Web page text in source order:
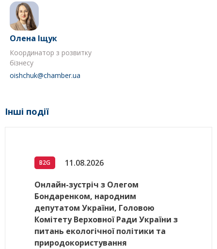
Олена Іщук
Координатор з розвитку
бізнесу
oishchuk@chamber.ua
Інші події
B2G 11.08.2026
Онлайн-зустріч з Олегом
Бондаренком, народним
депутатом України, Головою
Комітету Верховної Ради України з
питань екологічної політики та
природокористування